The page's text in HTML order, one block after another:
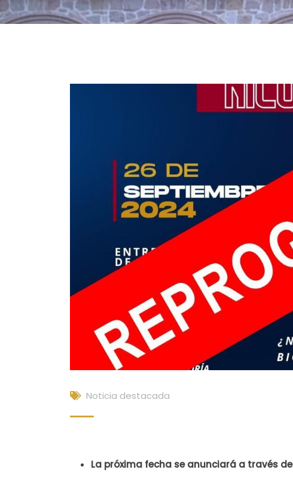
Noticia destacada
La próxima fecha se anunciará a través de